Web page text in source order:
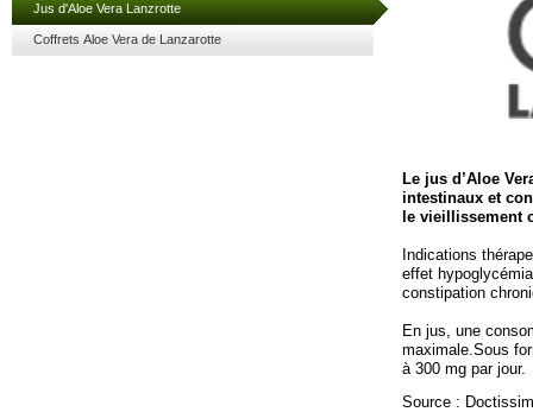
Jus d'Aloe Vera Lanzrotte
Coffrets Aloe Vera de Lanzarotte
Le jus d’Aloe
intestinaux et
le vieillissement
Indications
effet
constipation
En jus, une
maximale.Sous
à 300 mg par jour.
Source :